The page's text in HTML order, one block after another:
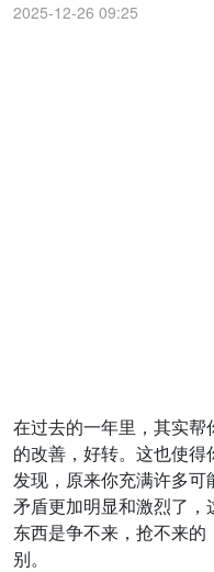
2025-12-26 09:25
在过去的一年里，其实
的改善，好转。这也使
发现，原来你充满许多
矛盾更加明显和激烈了
东西是争不来，抢不来
别。